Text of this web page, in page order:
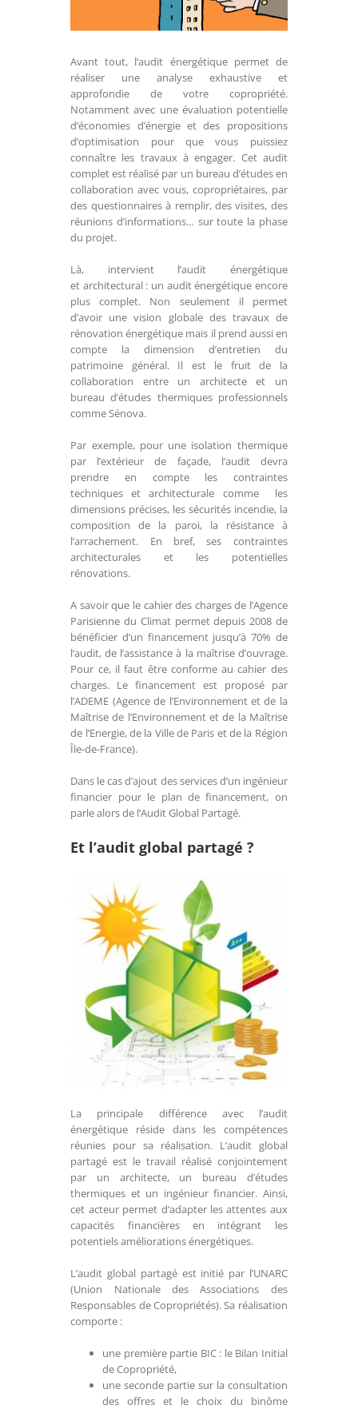
Avant tout, l’audit énergétique permet de
réaliser une analyse exhaustive et
approfondie de votre copropriété.
Notamment avec une évaluation potentielle
d’économies d’énergie et des propositions
d’optimisation pour que vous puissiez
connaître les travaux à engager. Cet audit
complet est réalisé par un bureau d’études en
collaboration avec vous, copropriétaires, par
des questionnaires à remplir, des visites, des
réunions d’informations… sur toute la phase
du projet.
Là, intervient l’audit énergétique
et architectural : un audit énergétique encore
plus complet. Non seulement il permet
d’avoir une vision globale des travaux de
rénovation énergétique mais il prend aussi en
compte la dimension d’entretien du
patrimoine général. Il est le fruit de la
collaboration entre un architecte et un
bureau d’études thermiques professionnels
comme Sénova.
Par exemple, pour une isolation thermique
par l’extérieur de façade, l’audit devra
prendre en compte les contraintes
techniques et architecturale comme les
dimensions précises, les sécurités incendie, la
composition de la paroi, la résistance à
l’arrachement. En bref, ses contraintes
architecturales et les potentielles
rénovations.
A savoir que le cahier des charges de l’Agence
Parisienne du Climat permet depuis 2008 de
bénéficier d’un financement jusqu’à 70% de
l’audit, de l’assistance à la maîtrise d’ouvrage.
Pour ce, il faut être conforme au cahier des
charges. Le financement est proposé par
l’ADEME (Agence de l’Environnement et de la
Maîtrise de l’Environnement et de la Maîtrise
de l’Energie, de la Ville de Paris et de la Région
Île-de-France).
Dans le cas d’ajout des services d’un ingénieur
financier pour le plan de financement, on
parle alors de l’Audit Global Partagé.
Et l’audit global partagé ?
La principale différence avec l’audit
énergétique réside dans les compétences
réunies pour sa réalisation. L’audit global
partagé est le travail réalisé conjointement
par un architecte, un bureau d’études
thermiques et un ingénieur financier. Ainsi,
cet acteur permet d’adapter les attentes aux
capacités financières en intégrant les
potentiels améliorations énergétiques.
L’audit global partagé est initié par l’UNARC
(Union Nationale des Associations des
Responsables de Copropriétés). Sa réalisation
comporte :
une première partie BIC : le Bilan Initial
de Copropriété,
une seconde partie sur la consultation
des offres et le choix du binôme